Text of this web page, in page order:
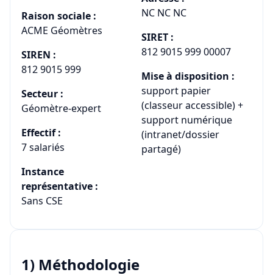
Raison sociale :
ACME Géomètres
SIREN :
812 9015 999
Secteur :
Géomètre-expert
Effectif :
7 salariés
Instance
représentative :
Sans CSE
NC NC NC
SIRET :
812 9015 999 00007
Mise à disposition :
support papier
(classeur accessible) +
support numérique
(intranet/dossier
partagé)
1) Méthodologie